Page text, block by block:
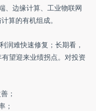
边缘计算、工业物联网
算的有机组成。
润难快速修复；长期看，
望迎来业绩拐点。对投资
；
；